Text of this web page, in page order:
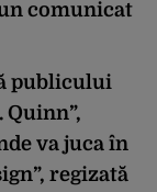
comunicat
publicului
va juca în
regizată